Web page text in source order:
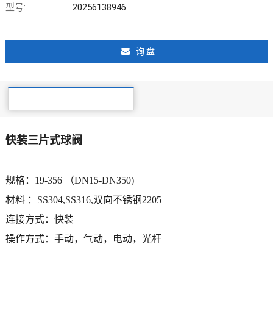
型号: 20256138946
询 盘
快装三片式球阀
规格：19-356 （DN15-DN350)
材料 ：SS304,SS316,双向不锈钢2205
连接方式：快装
操作方式：手动，气动，电动，光杆